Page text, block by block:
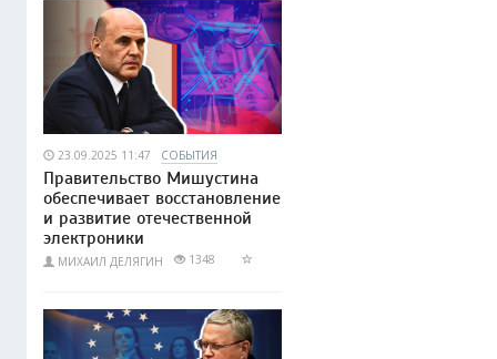
23.09.2025 11:47 СОБЫТИЯ
Правительство Мишустина
обеспечивает восстановление
и развитие отечественной
электроники
МИХАИЛ ДЕЛЯГИН 1348